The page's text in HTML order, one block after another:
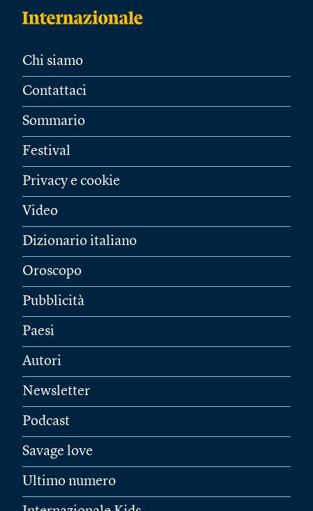
Chi siamo
Contattaci
Sommario
Festival
Privacy e cookie
Video
Dizionario italiano
Oroscopo
Pubblicità
Paesi
Autori
Newsletter
Podcast
Savage love
Ultimo numero